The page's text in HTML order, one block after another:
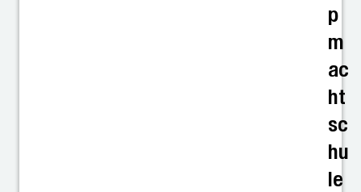
p
m
ac
ht
sc
hu
le